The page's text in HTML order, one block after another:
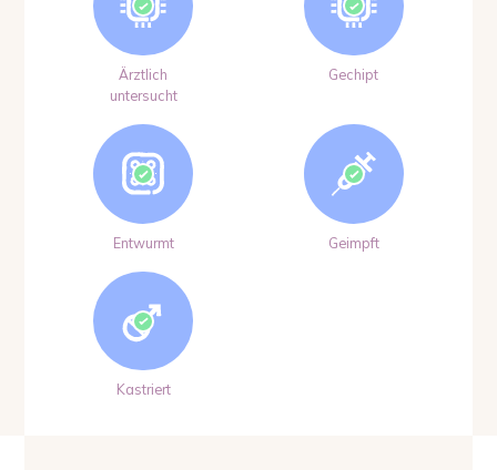
Ärztlich
untersucht
Gechipt
Entwurmt Geimpft
Kastriert